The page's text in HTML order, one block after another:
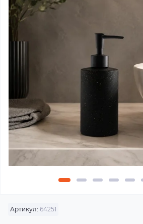
Артикул: 64251